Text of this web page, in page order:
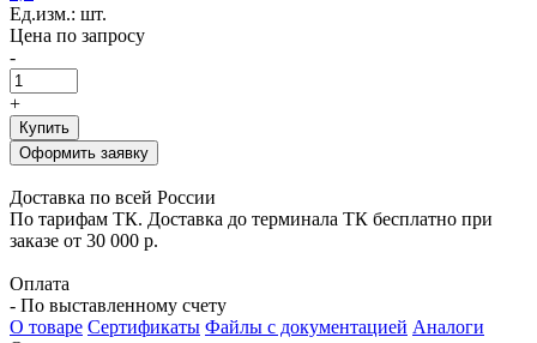
Ед.изм.: шт.
Цена по запросу
-
+
Купить
Оформить заявку
Доставка по всей России
По тарифам ТК. Доставка до терминала ТК бесплатно при
заказе от 30 000 р.
Оплата
- По выставленному счету
О товаре Сертификаты Файлы с документацией Аналоги